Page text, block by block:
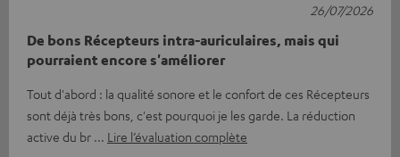
De bons Récepteurs intra-auriculaires, mais qui
pourraient encore s'améliorer
Tout d'abord : la qualité sonore et le confort de ces Récepteurs
sont déjà très bons, c'est pourquoi je les garde. La réduction
active du br
Lire l’évaluation complète
26/07/2026